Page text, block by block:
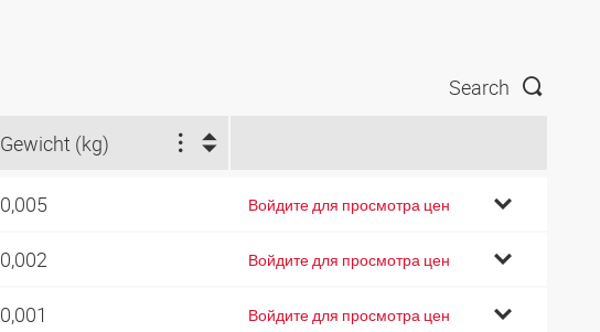
Search
Gewicht (kg)
0,005 Войдите для просмотра цен
0,002 Войдите для просмотра цен
0,001 Войдите для просмотра цен